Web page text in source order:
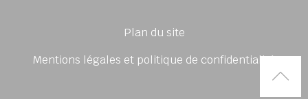
Plan du site
Mentions légales et politique de confidentialité